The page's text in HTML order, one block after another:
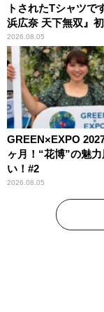
トされたTシャツで
浜広奈 天下無双』
ッズ発売
2026.08.05
GREEN×EXPO
ヶ月！“花博”の魅
い！#2
2026.08.05